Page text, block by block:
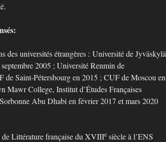
des universités étrangères : Université de Jyväskylä
2005 ; Université Renmin de
de Saint-Pétersbourg en 2015 ; CUF de Moscou en
Mawr College, Institut d’Études Françaises
Abu Dhabi en février 2017 et mars 2020
de Littérature française du XVIIIe siècle à l’ENS